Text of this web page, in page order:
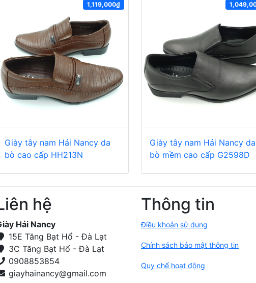
1,119,000₫
Giày tây nam Hải Nancy da
bò cao cấp HH213N
Giày tây nam Hải Nancy da
bò mềm cao cấp G2598D
hệ
Hải Nancy
15E Tăng Bạt Hổ - Đà Lạt
3C Tăng Bạt Hổ - Đà Lạt
0908853854
Thông tin
Điều khoản sử dụng
Chính sách bảo mật thông tin
Quy chế hoạt động